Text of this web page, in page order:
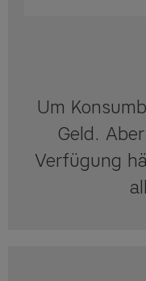
Um
Geld.
Verfügung